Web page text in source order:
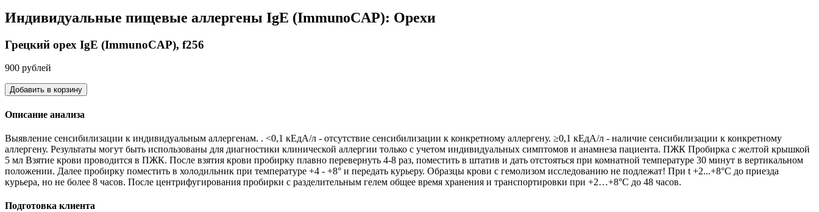
Индивидуальные пищевые аллергены IgE (ImmunoCAP): Орехи
Грецкий орех IgE (ImmunoCAP), f256
900 рублей
Добавить в корзину
Описание анализа
Выявление сенсибилизации к индивидуальным аллергенам. . <0,1 кЕдА/л - отсутствие сенсибилизации к конкретному аллергену. ≥0,1 кЕдА/л - наличие сенсибилизации к конкретному
аллергену. Результаты могут быть использованы для диагностики клинической аллергии только с учетом индивидуальных симптомов и анамнеза пациента. ПЖК Пробирка с желтой крышкой
5 мл Взятие крови проводится в ПЖК. После взятия крови пробирку плавно перевернуть 4-8 раз, поместить в штатив и дать отстояться при комнатной температуре 30 минут в вертикальном
положении. Далее пробирку поместить в холодильник при температуре +4 - +8° и передать курьеру. Образцы крови с гемолизом исследованию не подлежат! При t +2...+8°С до приезда
курьера, но не более 8 часов. После центрифугирования пробирки с разделительным гелем общее время хранения и транспортировки при +2…+8°С до 48 часов.
Подготовка клиента